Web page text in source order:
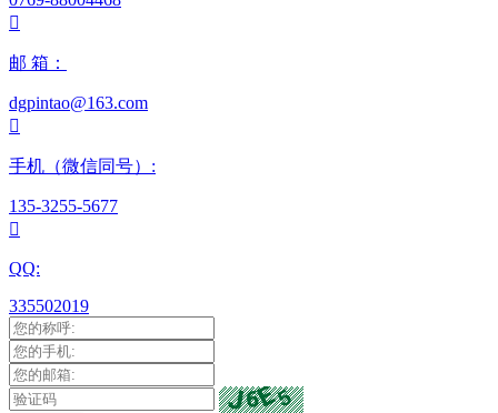

邮 箱：
dgpintao@163.com

手机（微信同号）:
135-3255-5677

QQ:
335502019